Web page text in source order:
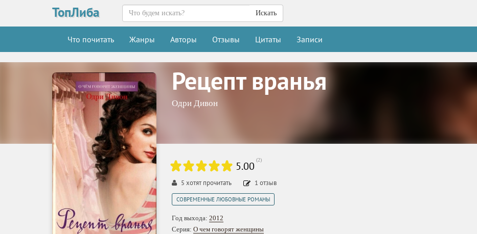
ТопЛиба Искать
Что почитать Жанры Авторы Отзывы Цитаты Записи
Рецепт вранья
Одри Дивон
5.00 (2)
5 хотят прочитать 1 отзыв
СОВРЕМЕННЫЕ ЛЮБОВНЫЕ РОМАНЫ
Год выхода: 2012
Серия: О чем говорят женщины